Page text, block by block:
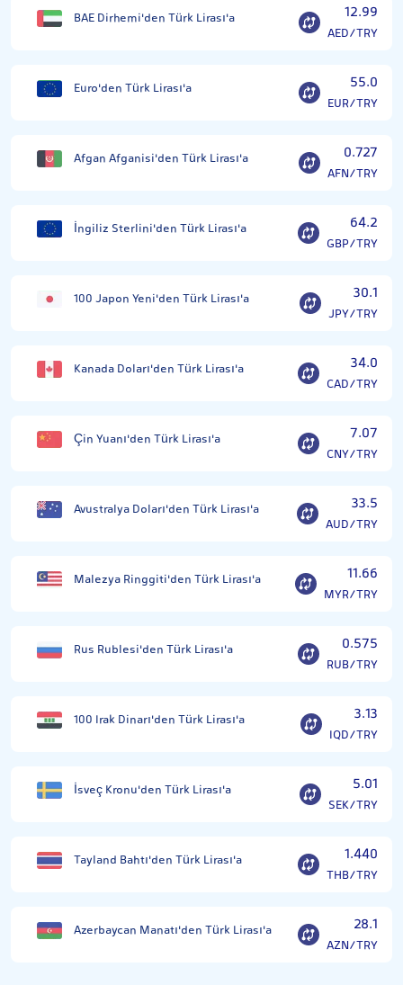
BAE Dirhemi'den Türk Lirası'a 12.99
AED/TRY
Euro'den Türk Lirası'a 55.0
EUR/TRY
Afgan Afganisi'den Türk Lirası'a 0.727
AFN/TRY
İngiliz Sterlini'den Türk Lirası'a 64.2
GBP/TRY
100 Japon Yeni'den Türk Lirası'a 30.1
JPY/TRY
Kanada Doları'den Türk Lirası'a 34.0
CAD/TRY
Çin Yuanı'den Türk Lirası'a 7.07
CNY/TRY
Avustralya Doları'den Türk Lirası'a 33.5
AUD/TRY
Malezya Ringgiti'den Türk Lirası'a 11.66
MYR/TRY
Rus Rublesi'den Türk Lirası'a 0.575
RUB/TRY
100 Irak Dinarı'den Türk Lirası'a 3.13
IQD/TRY
İsveç Kronu'den Türk Lirası'a 5.01
SEK/TRY
Tayland Bahtı'den Türk Lirası'a 1.440
THB/TRY
Azerbaycan Manatı'den Türk Lirası'a 28.1
AZN/TRY